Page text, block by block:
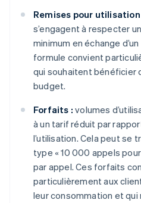
Remises pour
s’engagent à respecter
minimum en échange
formule convient
qui souhaitent bénéficier
budget.
Forfaits : volumes
à un tarif réduit par
l’utilisation. Cela peut se
type « 10 000 appels
par appel. Ces forfaits
particulièrement aux
leur consommation et